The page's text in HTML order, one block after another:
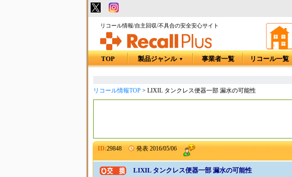
リコール情報/自主回収/不具合の安全安心サイト
TOP 製品ジャンル ▼ 事業者一覧 リコール一覧
リコール情報TOP> LIXIL タンクレス便器一部 漏水の可能性
ID:29848 発表 2016/05/06
LIXIL タンクレス便器一部 漏水の可能性